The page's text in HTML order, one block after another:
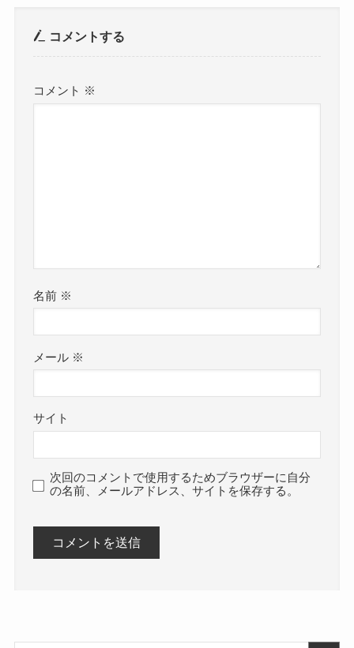
コメントする
コメント ※
名前 ※
メール ※
サイト
次回のコメントで使用するためブラウザーに自分
の名前、メールアドレス、サイトを保存する。